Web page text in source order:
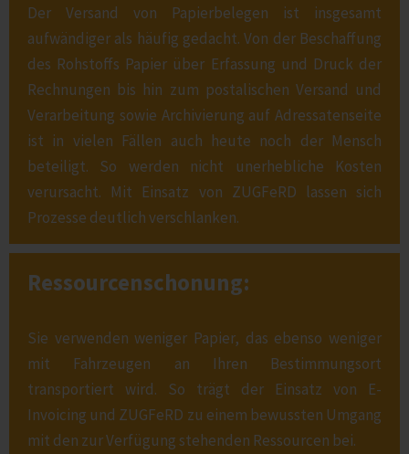
Der Versand von Papierbelegen ist insgesamt
aufwändiger als häufig gedacht. Von der Beschaffung
des Rohstoffs Papier über Erfassung und Druck der
Rechnungen bis hin zum postalischen Versand und
Verarbeitung sowie Archivierung auf Adressatenseite
ist in vielen Fällen auch heute noch der Mensch
beteiligt. So werden nicht unerhebliche Kosten
verursacht. Mit Einsatz von ZUGFeRD lassen sich
Prozesse deutlich verschlanken.
Ressourcenschonung:
Sie verwenden weniger Papier, das ebenso weniger
mit Fahrzeugen an Ihren Bestimmungsort
transportiert wird. So trägt der Einsatz von E-
Invoicing und ZUGFeRD zu einem bewussten Umgang
mit den zur Verfügung stehenden Ressourcen bei.